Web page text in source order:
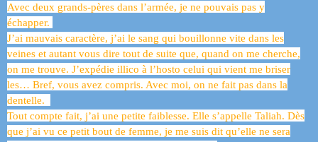
Avec deux grands-pères dans l’armée, je ne pouvais pas y
échapper.
J’ai mauvais caractère, j’ai le sang qui bouillonne vite dans les
veines et autant vous dire tout de suite que, quand on me cherche,
on me trouve. J’expédie illico à l’hosto celui qui vient me briser
les… Bref, vous avez compris. Avec moi, on ne fait pas dans la
dentelle.
Tout compte fait, j’ai une petite faiblesse. Elle s’appelle Taliah. Dès
que j’ai vu ce petit bout de femme, je me suis dit qu’elle ne sera